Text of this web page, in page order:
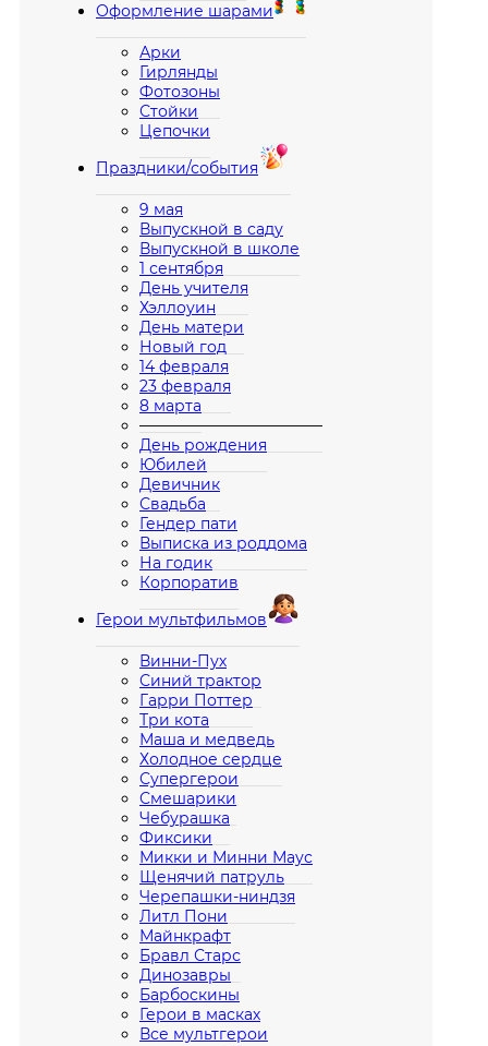
Оформление шарами
Арки
Гирлянды
Фотозоны
Стойки
Цепочки
Праздники/события
9 мая
Выпускной в саду
Выпускной в школе
1 сентября
День учителя
Хэллоуин
День матери
Новый год
14 февраля
23 февраля
8 марта
————————————
День рождения
Юбилей
Девичник
Свадьба
Гендер пати
Выписка из роддома
На годик
Корпоратив
Герои мультфильмов
Винни-Пух
Синий трактор
Гарри Поттер
Три кота
Маша и медведь
Холодное сердце
Супергерои
Смешарики
Чебурашка
Фиксики
Микки и Минни Маус
Щенячий патруль
Черепашки-ниндзя
Литл Пони
Майнкрафт
Бравл Старс
Динозавры
Барбоскины
Герои в масках
Все мультгерои